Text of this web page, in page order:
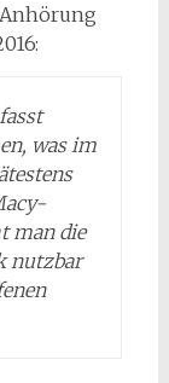
was im
man die
nutzbar